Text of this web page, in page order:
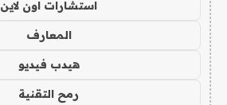
استشارات اون لاين
المعارف
هيدب فيديو
رمح التقنية